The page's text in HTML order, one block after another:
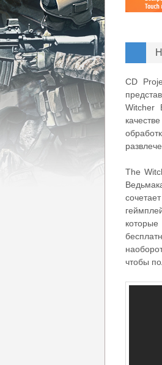
CD
Witcher
The
чтобы